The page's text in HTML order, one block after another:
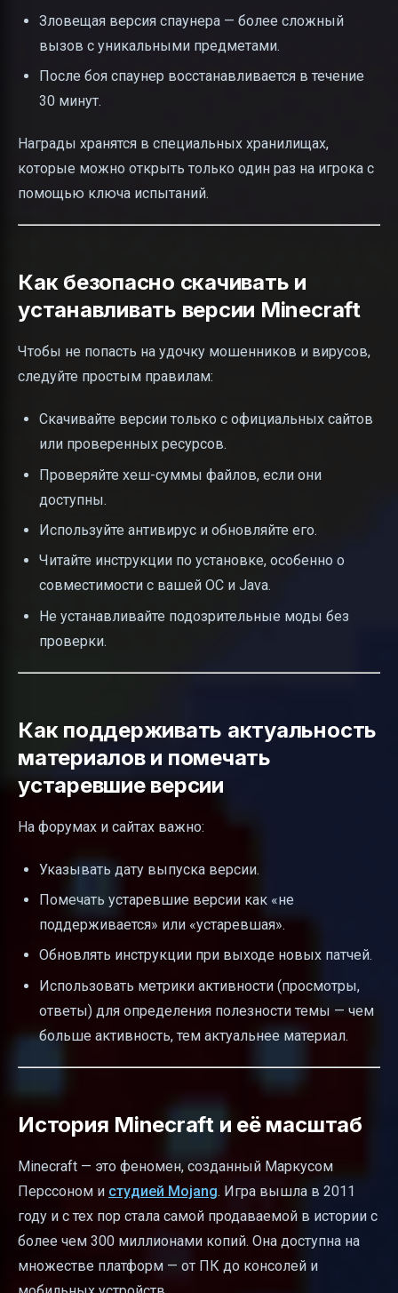
Зловещая версия спаунера — более сложный
вызов с уникальными предметами.
После боя спаунер восстанавливается в течение
30 минут.
Награды хранятся в специальных хранилищах,
которые можно открыть только один раз на игрока с
помощью ключа испытаний.
Как безопасно скачивать и
устанавливать версии Minecraft
Чтобы не попасть на удочку мошенников и вирусов,
следуйте простым правилам:
Скачивайте версии только с официальных сайтов
или проверенных ресурсов.
Проверяйте хеш-суммы файлов, если они
доступны.
Используйте антивирус и обновляйте его.
Читайте инструкции по установке, особенно о
совместимости с вашей ОС и Java.
Не устанавливайте подозрительные моды без
проверки.
Как поддерживать актуальность
материалов и помечать
устаревшие версии
На форумах и сайтах важно:
Указывать дату выпуска версии.
Помечать устаревшие версии как «не
поддерживается» или «устаревшая».
Обновлять инструкции при выходе новых патчей.
Использовать метрики активности (просмотры,
ответы) для определения полезности темы — чем
больше активность, тем актуальнее материал.
История Minecraft и её масштаб
Minecraft — это феномен, созданный Маркусом
Перссоном и студией Mojang. Игра вышла в 2011
году и с тех пор стала самой продаваемой в истории с
более чем 300 миллионами копий. Она доступна на
множестве платформ — от ПК до консолей и